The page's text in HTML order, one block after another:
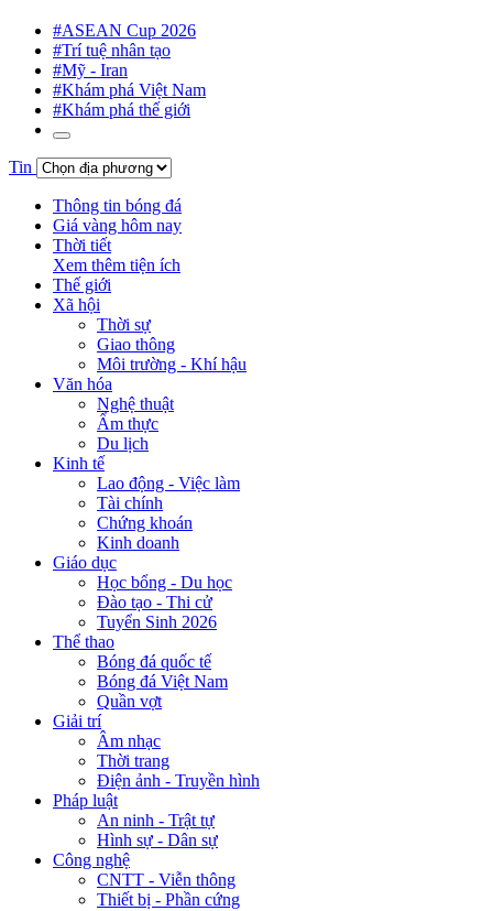
#ASEAN Cup 2026
#Trí tuệ nhân tạo
#Mỹ - Iran
#Khám phá Việt Nam
#Khám phá thế giới
Tin
Thông tin bóng đá
Giá vàng hôm nay
Thời tiết
Xem thêm tiện ích
Thế giới
Xã hội
Thời sự
Giao thông
Môi trường - Khí hậu
Văn hóa
Nghệ thuật
Ẩm thực
Du lịch
Kinh tế
Lao động - Việc làm
Tài chính
Chứng khoán
Kinh doanh
Giáo dục
Học bổng - Du học
Đào tạo - Thi cử
Tuyển Sinh 2026
Thể thao
Bóng đá quốc tế
Bóng đá Việt Nam
Quần vợt
Giải trí
Âm nhạc
Thời trang
Điện ảnh - Truyền hình
Pháp luật
An ninh - Trật tự
Hình sự - Dân sự
Công nghệ
CNTT - Viễn thông
Thiết bị - Phần cứng